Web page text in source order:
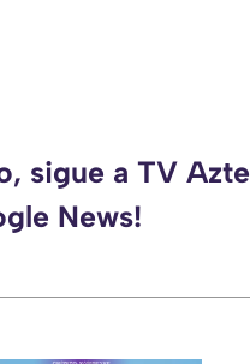
sigue a TV
News!